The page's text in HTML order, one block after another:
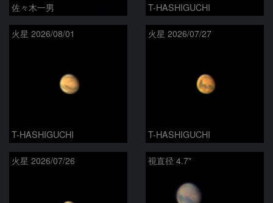
佐々木一男 T-HASHIGUCHI
火星 2026/08/01
T-HASHIGUCHI
火星 2026/07/27
T-HASHIGUCHI
火星 2026/07/26 視直径 4.7"